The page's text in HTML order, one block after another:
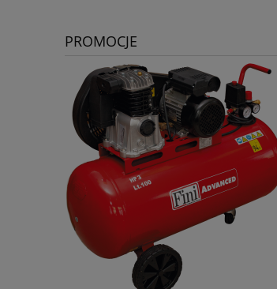
PROMOCJE